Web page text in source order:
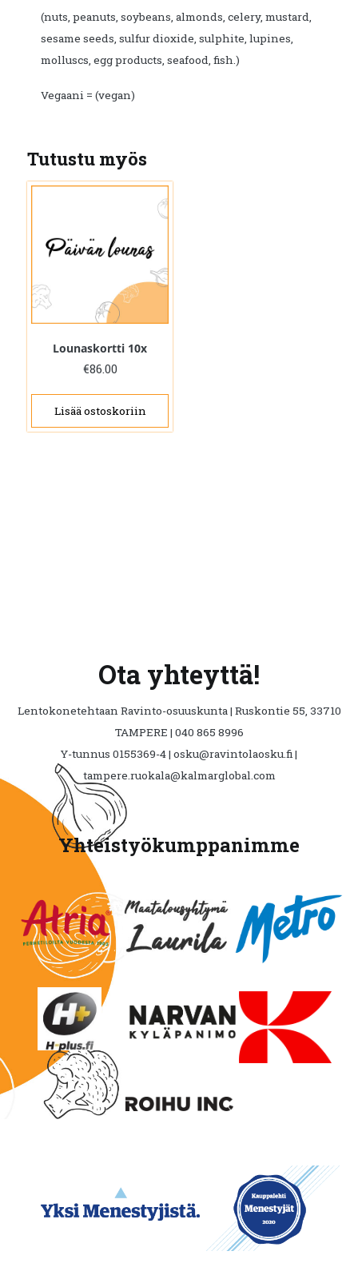
(nuts, peanuts, soybeans, almonds, celery, mustard,
sesame seeds, sulfur dioxide, sulphite, lupines,
molluscs, egg products, seafood, fish.)
Vegaani = (vegan)
Tutustu myös
Lounaskortti 10x
€86.00
Lisää ostoskoriin
Ota yhteyttä!
Lentokonetehtaan Ravinto-osuuskunta | Ruskontie 55, 33710
TAMPERE | 040 865 8996
Y-tunnus 0155369-4 | osku@ravintolaosku.fi |
tampere.ruokala@kalmarglobal.com
Yhteistyökumppanimme